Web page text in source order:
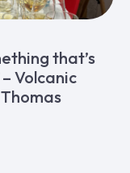
that’s
Volcanic